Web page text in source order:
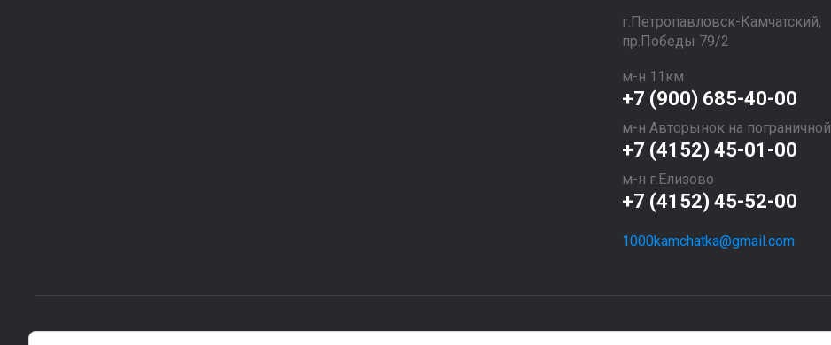
​​​​​​​г.Петропавловск-Камчатский,
пр.Победы 79/2
м-н 11км
+7 (900) 685-40-00
м-н Авторынок на пограничной
+7 (4152) 45-01-00
м-н г.Елизово
+7 (4152) 45-52-00
1000kamchatka@gmail.com